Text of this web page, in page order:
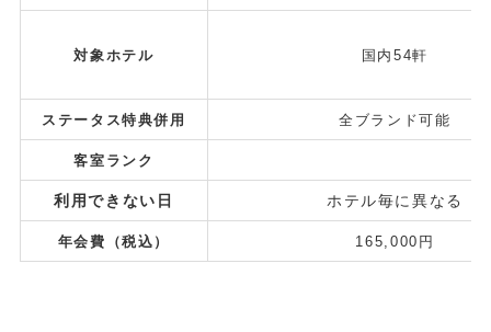
対象ホテル 国内54軒
ステータス特典併用 全ブランド可能
客室ランク
利用できない日 ホテル毎に異なる
年会費（税込） 165,000円